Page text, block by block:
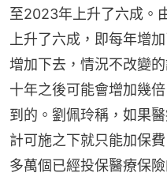
至2023年上升了六成。
上升了六成，即每年增
增加下去，情況不改變
十年之後可能會增加幾
到的。劉佩玲稱，如果
計可施之下就只能加保
多萬個已經投保醫療保